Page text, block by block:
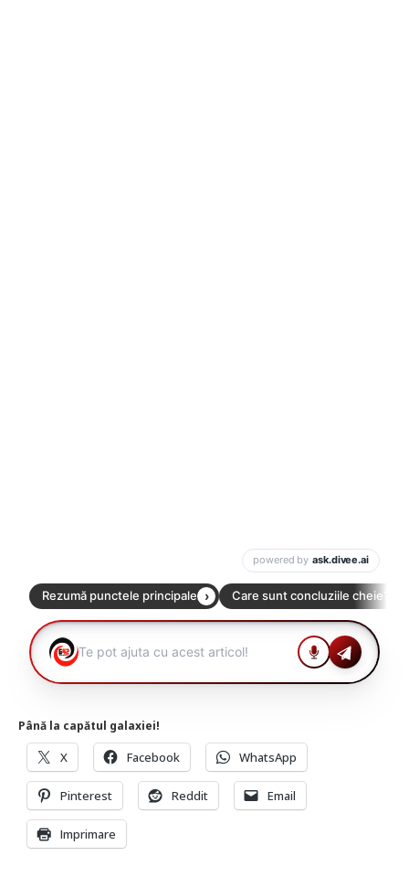
Până la capătul galaxiei!
X Facebook WhatsApp
Pinterest Reddit Email
Imprimare